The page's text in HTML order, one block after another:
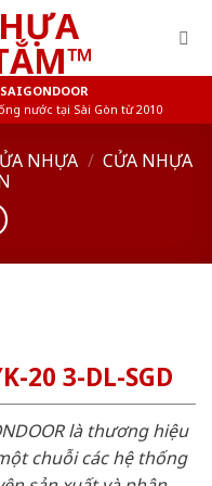
nước tại Sài Gòn từ 2010
NHỰA / CỬA NHỰA
20 3-DL-SGD
là thương hiệu
chuỗi các hệ thống